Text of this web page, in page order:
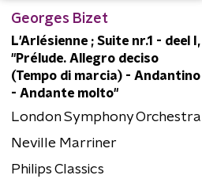
Georges Bizet
L'Arlésienne ; Suite nr.1 - deel I,
"Prélude. Allegro deciso
(Tempo di marcia) - Andantino
- Andante molto"
London Symphony Orchestra
Neville Marriner
Philips Classics